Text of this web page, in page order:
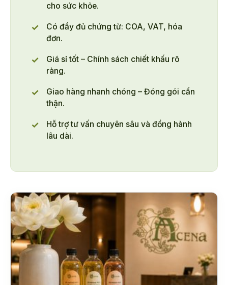
cho sức khỏe.
Có đầy đủ chứng từ: COA, VAT, hóa
đơn.
Giá sỉ tốt – Chính sách chiết khấu rõ
ràng.
Giao hàng nhanh chóng – Đóng gói cẩn
thận.
Hỗ trợ tư vấn chuyên sâu và đồng hành
lâu dài.